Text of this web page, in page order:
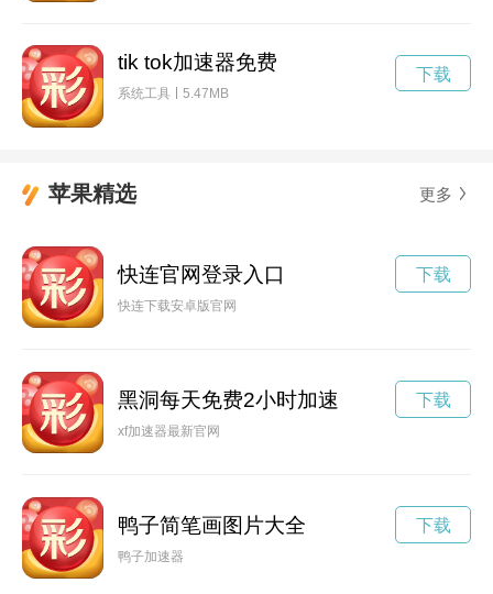
tik tok加速器免费
系统工具 5.47MB
下载
苹果精选 更多
快连官网登录入口
快连下载安卓版官网
下载
黑洞每天免费2小时加速
xf加速器最新官网
下载
鸭子简笔画图片大全
鸭子加速器
下载